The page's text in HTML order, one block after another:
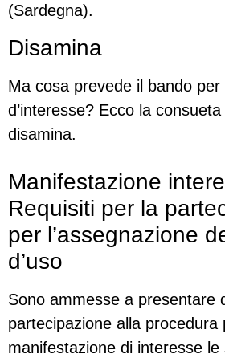
(Sardegna).
Disamina
Ma cosa prevede il bando
d’interesse? Ecco la
disamina.
Manifestazione
Requisiti per la
per l’assegnazione
d’uso
Sono ammesse a presentare
partecipazione alla procedura
manifestazione di interesse le